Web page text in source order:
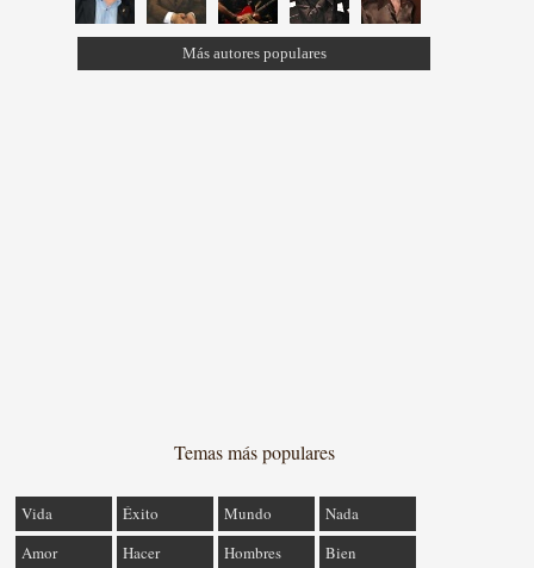
Más autores populares
Temas más populares
Vida Éxito Mundo
Nada
Amor
Hacer Hombres Bien